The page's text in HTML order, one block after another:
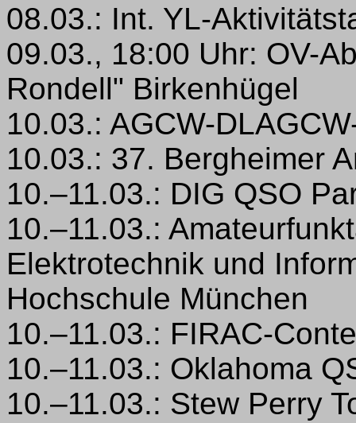
08.03.: Int. YL-
09.03., 18:00 Uhr: OV-
Rondell" Birkenhügel
10.03.: AGCW-
10.03.: 37. Bergheimer
10.–11.03.: DIG QSO
10.–11.03.:
Elektrotechnik und
Hochschule München
10.–11.03.: FIRAC-
10.–11.03.: Oklahoma
10.–11.03.: Stew Perry